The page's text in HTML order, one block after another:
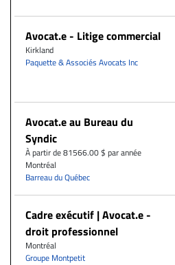
Avocat.e - Litige commercial
Kirkland
Paquette & Associés Avocats Inc
Avocat.e au Bureau du
Syndic
À partir de 81566.00 $ par année
Montréal
Barreau du Québec
Cadre exécutif | Avocat.e -
droit professionnel
Montréal
Groupe Montpetit